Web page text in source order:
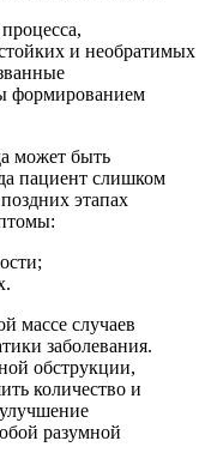
и необратимых
формированием
может быть
пациент слишком
этапах
массе случаев
заболевания.
обструкции,
количество и
разумной